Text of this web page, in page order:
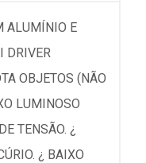
ALUMÍNIO E
DRIVER
OBJETOS (NÃO
LUMINOSO
TENSÃO. ¿
¿ BAIXO